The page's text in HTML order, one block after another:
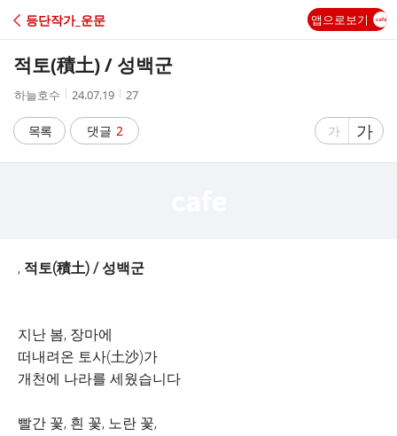
C
A
등단작가_운문 앱으로보기
적토(積土) / 성백군
작
자
하늘호수
작
시
간
24.07.19
조
수
27
목록 댓글 2
글
가
글
자
가
, 적토(積土) / 성백군
지난 봄, 장마에
떠내려온 토사(土沙)가
개천에 나라를 세웠습니다
빨간 꽃, 흰 꽃, 노란 꽃,